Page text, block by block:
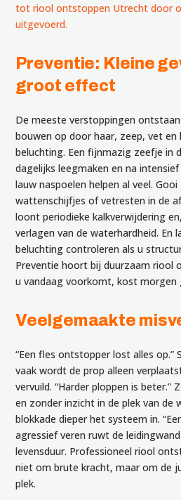
tot riool ontstoppen Utrecht door
uitgevoerd.
Preventie: Kleine
groot effect
De meeste verstoppingen
bouwen op door haar, zeep, vet en
beluchting. Een fijnmazig zeefje in
dagelijks leegmaken en na
lauw naspoelen helpen al veel.
wattenschijfjes of vetresten in de
loont periodieke kalkverwijdering
verlagen van de waterhardheid. En
beluchting controleren als u
Preventie hoort bij duurzaam riool
u vandaag voorkomt, kost morgen
Veelgemaakte
“Een fles ontstopper lost alles
vaak wordt de prop alleen
vervuild. “Harder ploppen is beter.”
en zonder inzicht in de plek van de
blokkade dieper het systeem in.
agressief veren ruwt de
levensduur. Professioneel riool
niet om brute kracht, maar om de
plek.